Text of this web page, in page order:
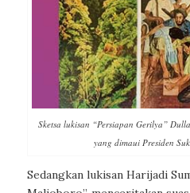
Sketsa lukisan “Persiapan Gerilya”
yang dimaui Presiden
Sedangkan lukisan Harijadi